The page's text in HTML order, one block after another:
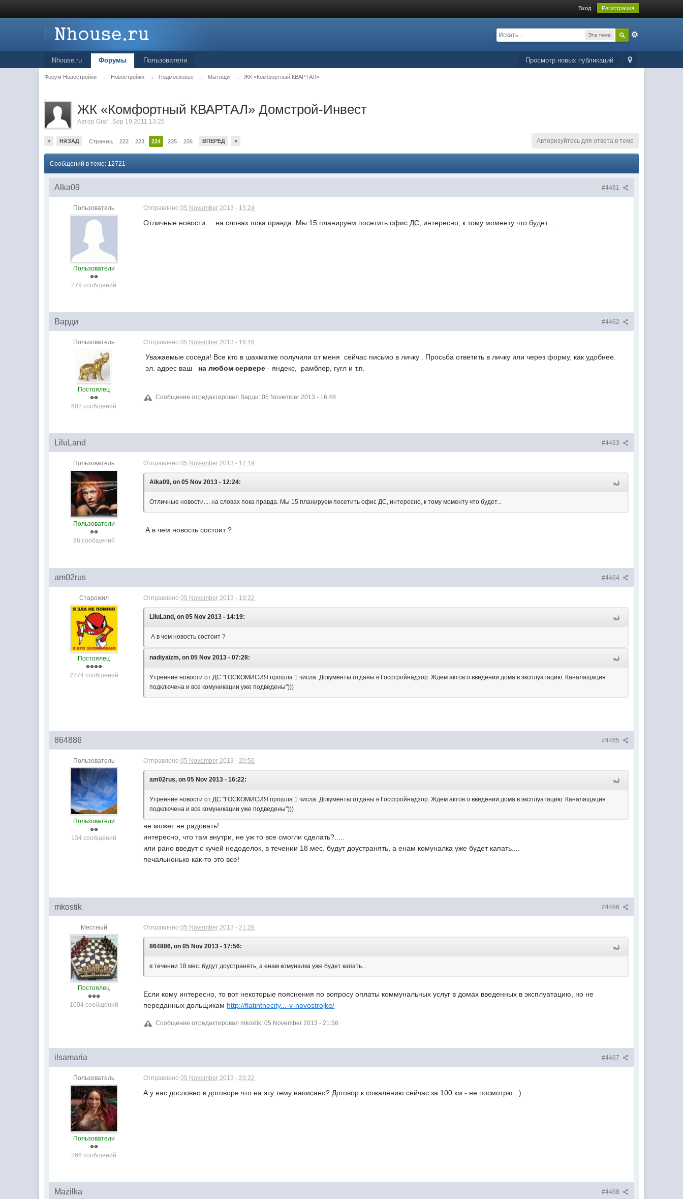
Вход Регистрация
Эта тема
Просмотр новых публикаций
Nhouse.ru Форумы Пользователи
Форум Новостройки → Новостройки → Подмосковье → Мытищи → ЖК «Комфортный КВАРТАЛ»
.
ЖК «Комфортный КВАРТАЛ» Домстрой-Инвест
АвторGraf , Sep 19 2011 13:25
« НАЗАД Страниц 222 223 224 225 226 ВПЕРЕД » Авторизуйтесь для ответа в теме
Сообщений в теме: 12721
#4461
Alka09
Пользователь
Пользователи
279 сообщений
Отправлено05 November 2013 - 15:24
Отличные новости.... на словах пока правда. Мы 15 планируем посетить офис ДС, интересно, к тому моменту что будет...
#4462
Варди
Пользователь
Постоялец
602 сообщений
Отправлено05 November 2013 - 16:46
Уважаемые соседи! Все кто в шахматке получили от меня сейчас письмо в личку . Просьба ответить в личку или через форму, как удобнее.
эл. адрес ваш на любом сервере - яндекс, рамблер, гугл и т.п.
Сообщение отредактировал Варди: 05 November 2013 - 16:48
#4463
LiluLand
Пользователь
Пользователи
86 сообщений
Отправлено05 November 2013 - 17:19
Alka09, on 05 Nov 2013 - 12:24:
Отличные новости.... на словах пока правда. Мы 15 планируем посетить офис ДС, интересно, к тому моменту что будет...
А в чем новость состоит ?
#4464
am02rus
Старожил
Постоялец
2274 сообщений
Отправлено05 November 2013 - 19:22
LiluLand, on 05 Nov 2013 - 14:19:
А в чем новость состоит ?
nadiyaizm, on 05 Nov 2013 - 07:28:
Утренние новости от ДС "ГОСКОМИСИЯ прошла 1 числа. Документы отданы в Госстройнадзор. Ждем актов о введении дома в эксплуатацию. Каналащация
подключена и все комуникации уже подведены")))
#4465
864886
Пользователь
Пользователи
134 сообщений
Отправлено05 November 2013 - 20:56
am02rus, on 05 Nov 2013 - 16:22:
Утренние новости от ДС "ГОСКОМИСИЯ прошла 1 числа. Документы отданы в Госстройнадзор. Ждем актов о введении дома в эксплуатацию. Каналащация
подключена и все комуникации уже подведены")))
не может не радовать!
интересно, что там внутри, не уж то все смогли сделать?.....
или рано введут с кучей недоделок, в течении 18 мес. будут доустранять, а енам комуналка уже будет капать....
печальненько как-то это все!
#4466
mkostik
Местный
Постоялец
1004 сообщений
Отправлено05 November 2013 - 21:28
864886, on 05 Nov 2013 - 17:56:
в течении 18 мес. будут доустранять, а енам комуналка уже будет капать...
Если кому интересно, то вот некоторые пояснения по вопросу оплаты коммунальных услуг в домах введенных в эксплуатацию, но не
переданных дольщикам http://flatinthecity...-v-novostrojke/
Сообщение отредактировал mkostik: 05 November 2013 - 21:56
#4467
ilsamaria
Пользователь
Пользователи
266 сообщений
Отправлено05 November 2013 - 23:22
А у нас дословно в договоре что на эту тему написано? Договор к сожалению сейчас за 100 км - не посмотрю.. )
#4468
Mazilka